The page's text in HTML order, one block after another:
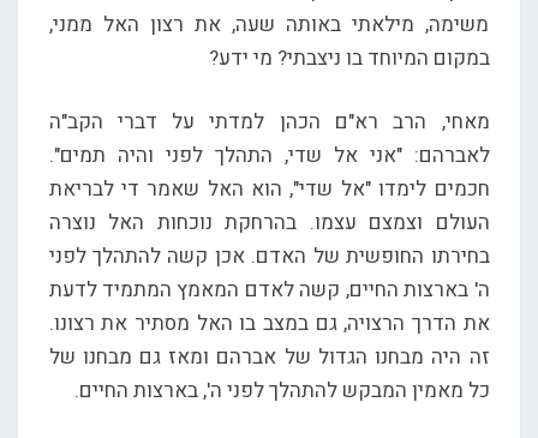
משימה, מילאתי באותה שעה, את רצון האל ממני,
במקום המיוחד בו ניצבתי? מי ידע?
מאחי, הרב רא"ם הכהן למדתי על דברי הקב"ה
לאברהם: "אני אל שדי, התהלך לפני והיה תמים".
חכמים לימדו "אל שדי", הוא האל שאמר די לבריאת
העולם וצמצם עצמו. בהרחקת נוכחות האל נוצרה
בחירתו החופשית של האדם. אכן קשה להתהלך לפני
ה' בארצות החיים, קשה לאדם המאמץ המתמיד לדעת
את הדרך הרצויה, גם במצב בו האל מסתיר את רצונו.
זה היה מבחנו הגדול של אברהם ומאז גם מבחנו של
כל מאמין המבקש להתהלך לפני ה', בארצות החיים.